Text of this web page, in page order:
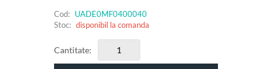
Cod: UADE0MF0400040
Stoc: disponibil la comanda
Cantitate: